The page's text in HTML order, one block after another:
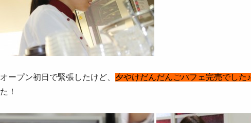
オープン初日で緊張したけど、 夕やけだんだんごパフェ完売でした♪
た！